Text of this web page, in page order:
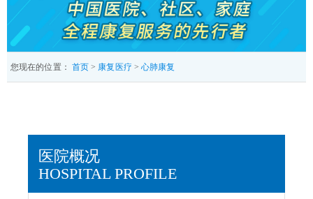
您现在的位置： 首页 > 康复医疗 >心肺康复
医院概况
HOSPITAL PROFILE